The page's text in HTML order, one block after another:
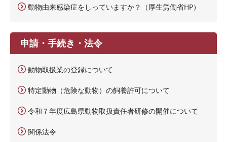
動物由来感染症をしっていますか？（厚生労働省HP）
申請・手続き・法令
動物取扱業の登録について
特定動物（危険な動物）の飼養許可について
令和７年度広島県動物取扱責任者研修の開催について
関係法令